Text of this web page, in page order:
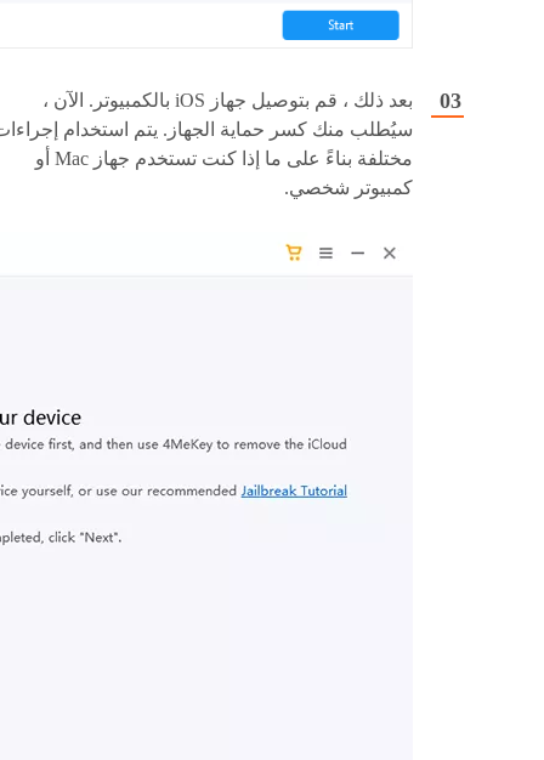
بعد ذلك ، قم بتوصيل جهاز iOS بالكمبيوتر. الآن ،
سيُطلب منك كسر حماية الجهاز. يتم استخدام
مختلفة بناءً على ما إذا كنت تستخدم جهاز Mac أو
كمبيوتر شخصي.